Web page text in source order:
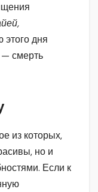
дня
— смерть
из которых,
но и
Если к